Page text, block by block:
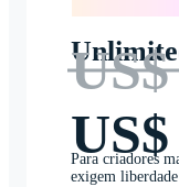
Para criadores
exigem